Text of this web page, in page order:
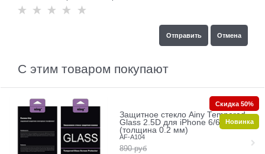
С этим товаром покупают
Защитное стекло Ainy Tempered
Glass 2.5D для iPhone 6/6s
(толщина 0.2 мм)
AF-A104
890 руб
Скидка 50%
Новинка